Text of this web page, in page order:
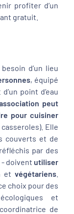
profiter d’un
gratuit.
d’un lieu
, équipé
point d’eau
peut
pour cuisiner
Elle
couverts et de
par des
doivent utiliser
et végétariens
choix pour des
et
de